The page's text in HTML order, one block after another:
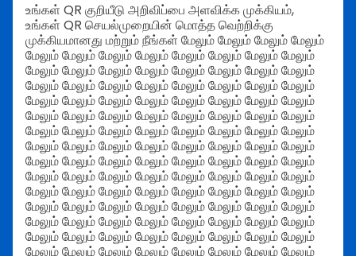
உங்கள் QR குறியீடு அறிவிப்பை அளவிக்க முக்கியம்,
உங்கள் QR செயல்முறையின் மொத்த வெற்றிக்கு
முக்கியமானது மற்றும் நீங்கள் மேலும் மேலும் மேலும் மேலும்
மேலும் மேலும் மேலும் மேலும் மேலும் மேலும் மேலும் மேலும்
மேலும் மேலும் மேலும் மேலும் மேலும் மேலும் மேலும் மேலும்
மேலும் மேலும் மேலும் மேலும் மேலும் மேலும் மேலும் மேலும்
மேலும் மேலும் மேலும் மேலும் மேலும் மேலும் மேலும் மேலும்
மேலும் மேலும் மேலும் மேலும் மேலும் மேலும் மேலும் மேலும்
மேலும் மேலும் மேலும் மேலும் மேலும் மேலும் மேலும் மேலும்
மேலும் மேலும் மேலும் மேலும் மேலும் மேலும் மேலும் மேலும்
மேலும் மேலும் மேலும் மேலும் மேலும் மேலும் மேலும் மேலும்
மேலும் மேலும் மேலும் மேலும் மேலும் மேலும் மேலும் மேலும்
மேலும் மேலும் மேலும் மேலும் மேலும் மேலும் மேலும் மேலும்
மேலும் மேலும் மேலும் மேலும் மேலும் மேலும் மேலும் மேலும்
மேலும் மேலும் மேலும் மேலும் மேலும் மேலும் மேலும் மேலும்
மேலும் மேலும் மேலும் மேலும் மேலும் மேலும் மேலும் மேலும்
மேலும் மேலும் மேலும் மேலும் மேலும் மேலும் மேலும் மேலும்